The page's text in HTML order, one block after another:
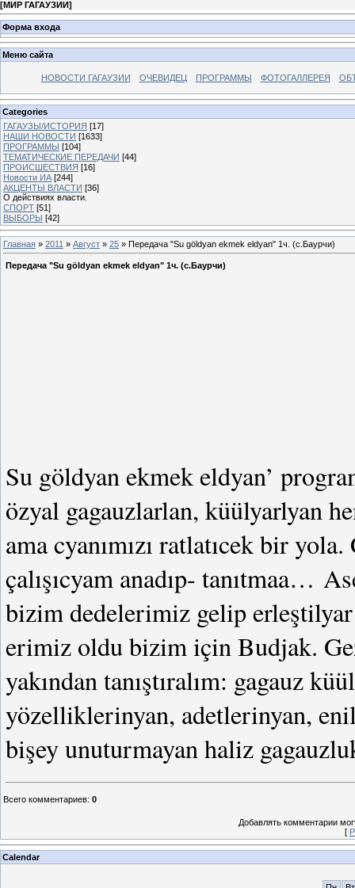
[МИР ГАГАУЗИИ]
Форма входа
Меню сайта
НОВОСТИ ГАГАУЗИИ ОЧЕВИДЕЦ ПРОГРАММЫ ФОТОГАЛЛЕРЕЯ
Categories
ГАГАУЗЫ/ИСТОРИЯ [17]
НАШИ НОВОСТИ [1633]
ПРОГРАММЫ [104]
ТЕМАТИЧЕСКИЕ ПЕРЕДАЧИ [44]
ПРОИСШЕСТВИЯ [16]
Новости ИА [244]
АКЦЕНТЫ ВЛАСТИ [36]
О действиях власти.
СПОРТ [51]
ВЫБОРЫ [42]
Главная » 2011 » Август » 25 » Передача "Su göldyan ekmek eldyan" 1ч. (с.Баурчи)
Передача "Su göldyan ekmek eldyan" 1ч. (с.Баурчи)
Su göldyan ekmek eldyan’
özyal gagauzlarlan, küülyarlyan
ama cyanımızı ratlatıcek bir
çalışıcyam anadıp- tanıtmaa…
bizim dedelerimiz gelip
erimiz oldu bizim için Budjak.
yakından tanıştıralım: gagauz
yözelliklerinyan, adetlerinyan,
bişey unuturmayan haliz
Всего комментариев: 0
Добавлять комментарии
[
Calendar